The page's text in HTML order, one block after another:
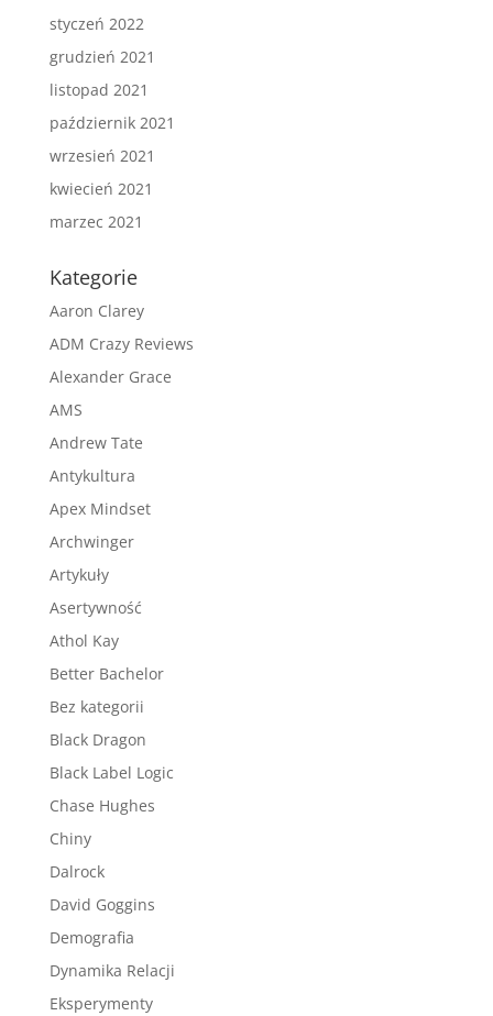
styczeń 2022
grudzień 2021
listopad 2021
październik 2021
wrzesień 2021
kwiecień 2021
marzec 2021
Kategorie
Aaron Clarey
ADM Crazy Reviews
Alexander Grace
AMS
Andrew Tate
Antykultura
Apex Mindset
Archwinger
Artykuły
Asertywność
Athol Kay
Better Bachelor
Bez kategorii
Black Dragon
Black Label Logic
Chase Hughes
Chiny
Dalrock
David Goggins
Demografia
Dynamika Relacji
Eksperymenty